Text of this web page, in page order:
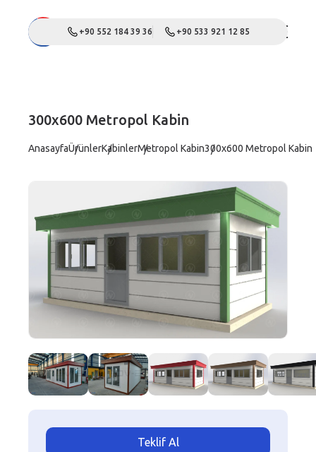
+90 552 184 39 36 +90 533 921 12 85
300x600 Metropol Kabin
AnasayfaÜrünlerKabinlerMetropol Kabin300x600 Metropol Kabin
Teklif Al